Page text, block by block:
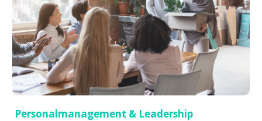
Personalmanagement & Leadership